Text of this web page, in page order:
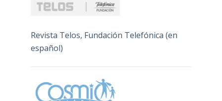
Revista Telos, Fundación Telefónica (en
español)